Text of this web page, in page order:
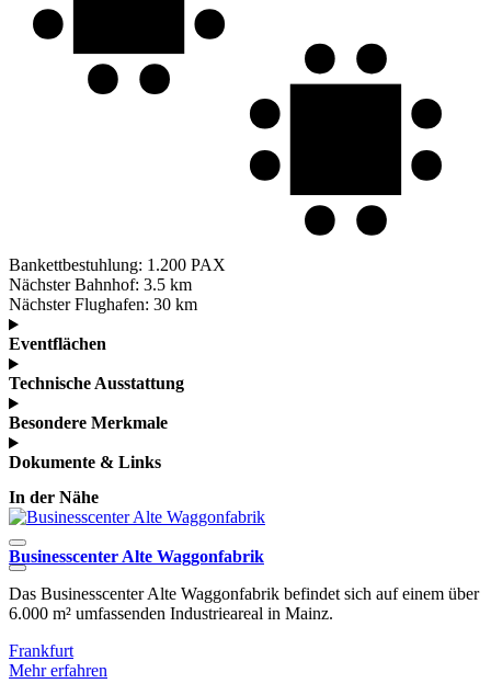
Bankettbestuhlung: 1.200 PAX
Nächster Bahnhof: 3.5 km
Nächster Flughafen: 30 km
Eventflächen
Technische Ausstattung
Besondere Merkmale
Dokumente & Links
In der Nähe
Businesscenter Alte Waggonfabrik
Das Businesscenter Alte Waggonfabrik befindet sich auf einem über
6.000 m² umfassenden Industrieareal in Mainz.
Frankfurt
Mehr erfahren